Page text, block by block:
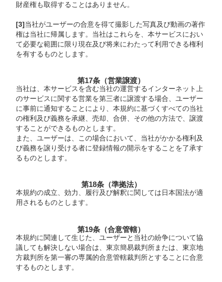
財産権も取得することはありません。
[3] 当社がユーザーの合意を得て撮影した写真及び動画の著作
権は当社に帰属します。当社はこれらを、本サービスにおい
て必要な範囲に限り現在及び将来にわたって利用できる権利
を有するものとします。
第17条（営業譲渡）
当社は、本サービスを含む当社の運営するインターネット上
のサービスに関する営業を第三者に譲渡する場合、ユーザー
に事前に通知することにより、本規約に基づくすべての当社
の権利及び義務を承継、売却、合併、その他の方法で、譲渡
することができるものとします。
また、ユーザーは、この場合において、当社がかかる権利及
び義務を譲り受ける者に登録情報の開示をすることを了承す
るものとします。
第18条（準拠法）
本規約の成立、効力、履行及び解釈に関しては日本国法が適
用されるものとします。
第19条（合意管轄）
本規約に関連して生じた、ユーザーと当社の紛争について協
議しても解決しない場合は、東京簡易裁判所または、東京地
方裁判所を第一審の専属的合意管轄裁判所とすることに合意
するものとします。